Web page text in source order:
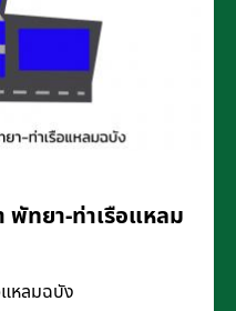
พัทยา-ท่าเรือแหลม
หลมฉบัง